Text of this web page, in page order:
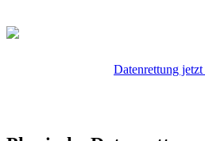
Datenrettung jetzt